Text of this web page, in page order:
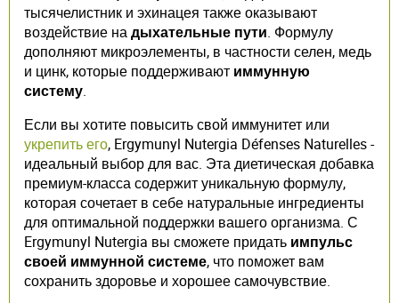
тысячелистник и эхинацея также оказывают
воздействие надыхательные пути. Формулу
дополняют микроэлементы, в частности селен, медь
и цинк, которые поддерживают иммунную
систему.
Если вы хотите повысить свой иммунитет или
укрепить его, Ergymunyl Nutergia Défenses Naturelles -
идеальный выбор для вас. Эта диетическая добавка
премиум-класса содержит уникальную формулу,
которая сочетает в себе натуральные ингредиенты
для оптимальной поддержки вашего организма. С
Ergymunyl Nutergia вы сможете придать импульс
своей иммунной системе, что поможет вам
сохранить здоровье и хорошее самочувствие.